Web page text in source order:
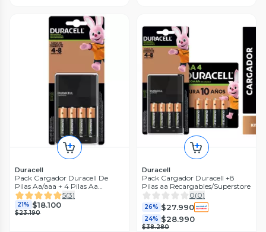
Duracell
Pack Cargador Duracell De
Pilas Aa/aaa + 4 Pilas Aa
Recarg.
5(3)
21% $18.100
$23.190
Duracell
Pack Cargador Duracell +8
Pilas aa Recargables/Superstore
0(0)
26% $27.990
24% $28.990
$38.280